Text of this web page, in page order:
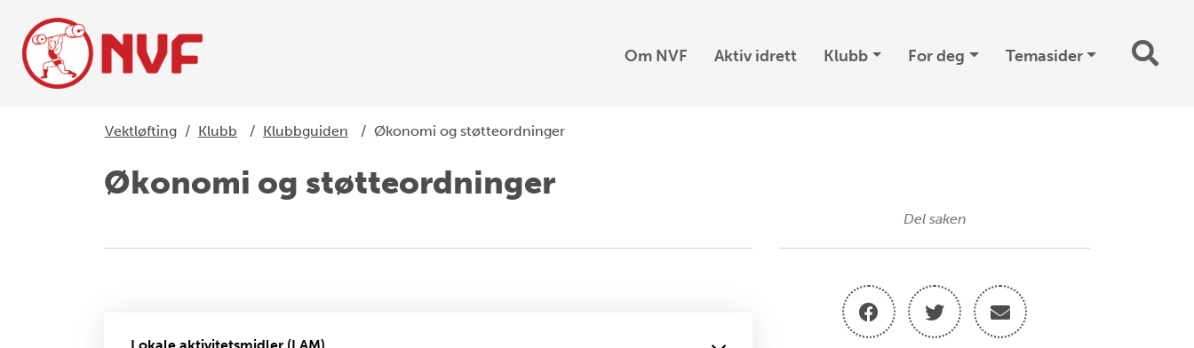
Om NVF Aktiv idrett Klubb For deg Temasider
Vektløfting / Klubb / Klubbguiden / Økonomi og støtteordninger
Økonomi og støtteordninger
Del saken